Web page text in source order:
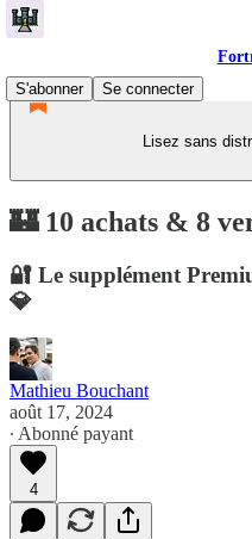
S'abonner
Se connecter
Lisez sans
🏰 10 achats & 8
🔐 Le supplément
💎
Mathieu Bouchant
août 17, 2024
∙ Abonné payant
4